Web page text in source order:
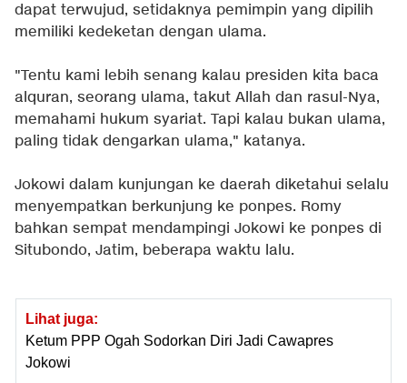
dapat terwujud, setidaknya pemimpin yang dipilih
memiliki kedeketan dengan ulama.
"Tentu kami lebih senang kalau presiden kita baca
alquran, seorang ulama, takut Allah dan rasul-Nya,
memahami hukum syariat. Tapi kalau bukan ulama,
paling tidak dengarkan ulama," katanya.
Jokowi dalam kunjungan ke daerah diketahui selalu
menyempatkan berkunjung ke ponpes. Romy
bahkan sempat mendampingi Jokowi ke ponpes di
Situbondo, Jatim, beberapa waktu lalu.
Lihat juga:
Ketum PPP Ogah Sodorkan Diri Jadi Cawapres
Jokowi